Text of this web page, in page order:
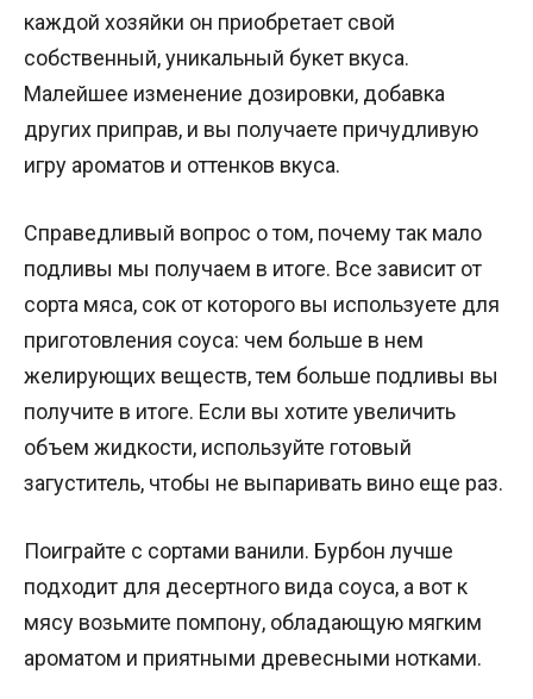
каждой хозяйки он приобретает свой
собственный, уникальный букет вкуса.
Малейшее изменение дозировки, добавка
других приправ, и вы получаете причудливую
игру ароматов и оттенков вкуса.
Справедливый вопрос о том, почему так мало
подливы мы получаем в итоге. Все зависит от
сорта мяса, сок от которого вы используете для
приготовления соуса: чем больше в нем
желирующих веществ, тем больше подливы вы
получите в итоге. Если вы хотите увеличить
объем жидкости, используйте готовый
загуститель, чтобы не выпаривать вино еще раз.
Поиграйте с сортами ванили. Бурбон лучше
подходит для десертного вида соуса, а вот к
мясу возьмите помпону, обладающую мягким
ароматом и приятными древесными нотками.